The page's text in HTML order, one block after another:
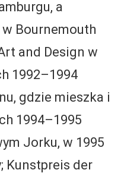
a
Bournemouth
and Design w
1992–1994
gdzie mieszka i
1994–1995
Jorku, w 1995
Kunstpreis der